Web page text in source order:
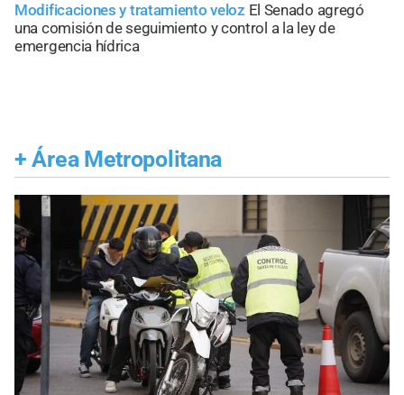
Modificaciones y tratamiento veloz El Senado agregó
una comisión de seguimiento y control a la ley de
emergencia hídrica
+ Área Metropolitana